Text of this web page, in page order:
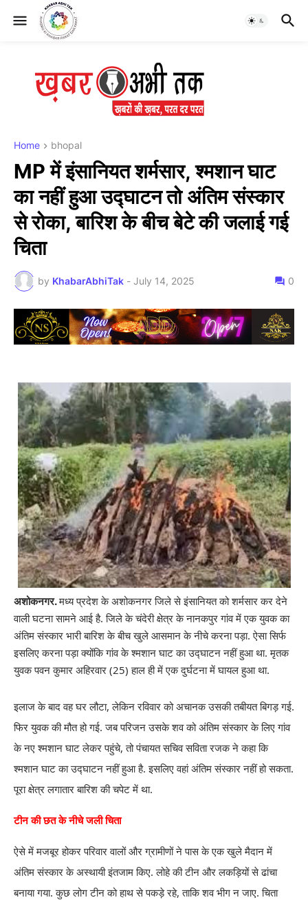
Home bhopal
MP में इंसानियत शर्मसार, श्मशान घाट
का नहीं हुआ उद्घाटन तो अंतिम संस्कार
से रोका, बारिश के बीच बेटे की जलाई गई
चिता
by KhabarAbhiTak - July 14, 2025 0
अशोकनगर.मध्य प्रदेश के अशोकनगर जिले से इंसानियत को शर्मसार कर देने
वाली घटना सामने आई है. जिले के चंदेरी क्षेत्र के नानकपुर गांव में एक युवक का
अंतिम संस्कार भारी बारिश के बीच खुले आसमान के नीचे करना पड़ा. ऐसा सिर्फ
इसलिए करना पड़ा क्योंकि गांव के श्मशान घाट का उद्घाटन नहीं हुआ था. मृतक
युवक पवन कुमार अहिरवार (25) हाल ही में एक दुर्घटना में घायल हुआ था.
इलाज के बाद वह घर लौटा, लेकिन रविवार को अचानक उसकी तबीयत बिगड़ गई.
फिर युवक की मौत हो गई. जब परिजन उसके शव को अंतिम संस्कार के लिए गांव
के नए श्मशान घाट लेकर पहुंचे, तो पंचायत सचिव सविता रजक ने कहा कि
श्मशान घाट का उद्घाटन नहीं हुआ है. इसलिए वहां अंतिम संस्कार नहीं हो सकता.
पूरा क्षेत्र लगातार बारिश की चपेट में था.
टीन की छत के नीचे जली चिता
ऐसे में मजबूर होकर परिवार वालों और ग्रामीणों ने पास के एक खुले मैदान में
अंतिम संस्कार के अस्थायी इंतजाम किए. लोहे की टीन और लकड़ियों से ढांचा
बनाया गया. कुछ लोग टीन को हाथ से पकड़े रहे, ताकि शव भीग न जाए. चिता